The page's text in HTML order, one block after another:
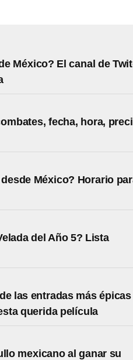
México? El canal de
fecha, hora,
México? Horario
del Año 5? Lista
las entradas más épicas
querida película
mexicano al ganar su